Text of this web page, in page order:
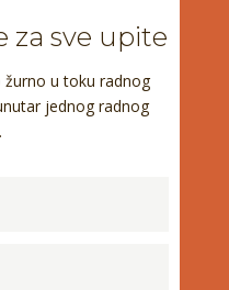
za sve upite
u toku radnog
jednog radnog